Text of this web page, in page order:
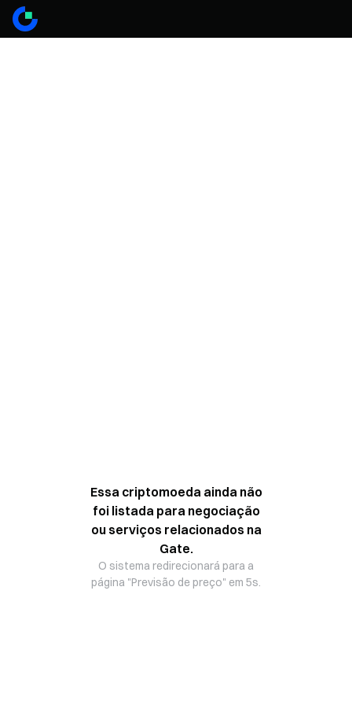
Essa criptomoeda ainda não
foi listada para negociação
ou serviços relacionados na
Gate.
O sistema redirecionará para a
página "Previsão de preço" em 5s.